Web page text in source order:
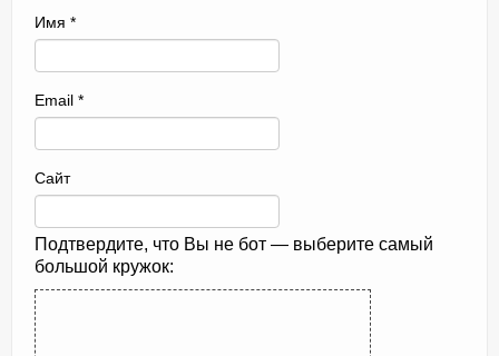
Имя *
Email *
Сайт
Подтвердите, что Вы не бот — выберите самый
большой кружок: